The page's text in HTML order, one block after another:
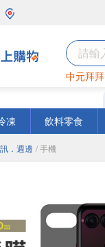
中元拜拜
凍 飲料零食
．週邊 / 手機